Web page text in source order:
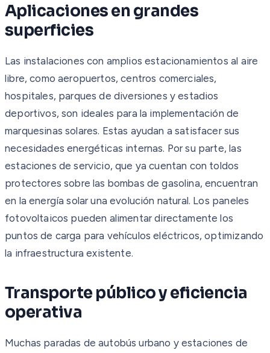
Aplicaciones en grandes
superficies
Las instalaciones con amplios estacionamientos al aire
libre, como aeropuertos, centros comerciales,
hospitales, parques de diversiones y estadios
deportivos, son ideales para la implementación de
marquesinas solares. Estas ayudan a satisfacer sus
necesidades energéticas internas. Por su parte, las
estaciones de servicio, que ya cuentan con toldos
protectores sobre las bombas de gasolina, encuentran
en la energía solar una evolución natural. Los paneles
fotovoltaicos pueden alimentar directamente los
puntos de carga para vehículos eléctricos, optimizando
la infraestructura existente.
Transporte público y eficiencia
operativa
Muchas paradas de autobús urbano y estaciones de